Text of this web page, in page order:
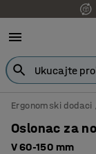
Ergonomski dodaci
Oslonac za
V 60-150 mm